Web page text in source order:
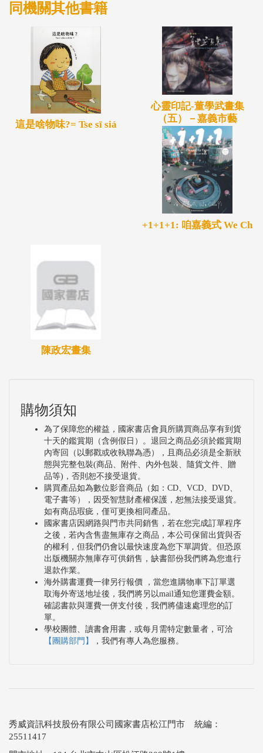
同機關其他書籍
這是啥物味?= Tse sī siá
心靈印記-董學武畫集
（五）－嘉義市藝
+1+1+1: 咱嘉義式 We Ch
陳政宏畫集
購物須知
為了保障您的權益，國家書店會員所購買商品享有到貨
十天的鑑賞期（含例假日）。退回之商品必須於鑑賞期
內寄回（以郵戳或收執聯為憑），且商品必須是全新狀
態與完整包裝(商品、附件、內外包裝、隨貨文件、贈
品等)，否則恕不接受退貨。
購買產品如為數位影音商品（如：CD、VCD、DVD、
電子書等），因受智慧財產權保護，恕無法接受退貨。
如有商品瑕疵，僅可更換相同產品。
國家書店因網路與門市共同銷售，若在您完成訂單程序
之後，若內含售盡無庫存之商品，本公司保留出貨與否
的權利，但我們仍會以最快速度為您下單調貨。但恐原
出版機關亦無庫存可供銷售，缺書部份我們將為您進行
退款作業。
海外購書運費一律另行報價 ，當您進購物車下訂單選
取海外寄送地址後，我們將另以mail通知您運費金額。
確認書款與運費一併支付後，我們將儘速處理您的訂
單。
學校團體、讀書會用書，或每月需特定數量者，可洽
【團購部門】
，我們有專人為您服務。
秀威資訊科技股份有限公司國家書店松江門市 統編：
25511417